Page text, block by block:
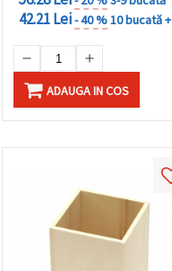
42.21 Lei- 40 %10 bucată +
ADAUGA IN COS